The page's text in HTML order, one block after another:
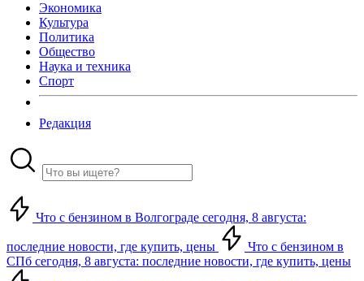
Экономика
Культура
Политика
Общество
Наука и техника
Спорт
Редакция
Что с бензином в Волгограде сегодня, 8 августа:
последние новости, где купить, цены
Что с бензином в
СПб сегодня, 8 августа: последние новости, где купить, цены